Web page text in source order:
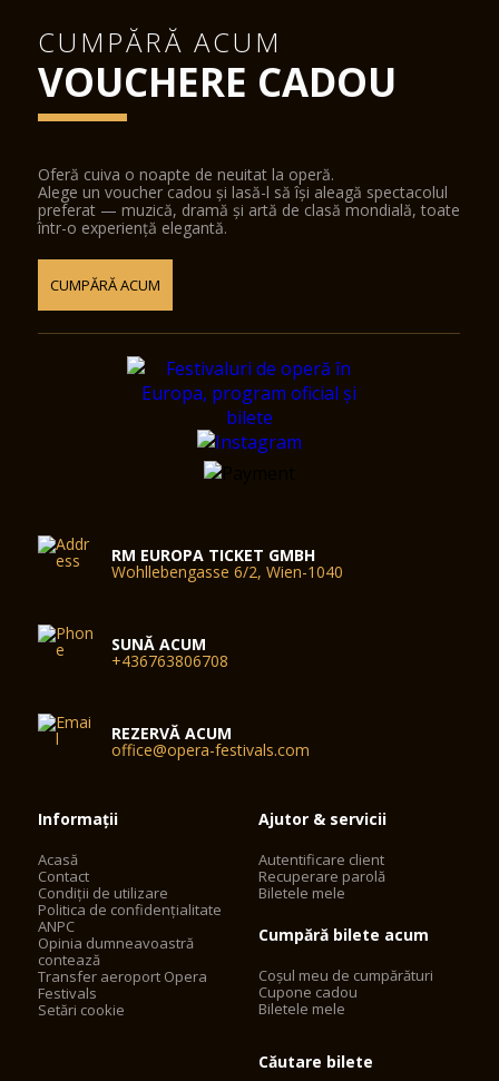
CUMPĂRĂ ACUM
VOUCHERE CADOU
Oferă cuiva o noapte de neuitat la operă.
Alege un voucher cadou și lasă-l să își aleagă spectacolul
preferat — muzică, dramă și artă de clasă mondială, toate
într-o experiență elegantă.
CUMPĂRĂ ACUM
RM EUROPA TICKET GMBH
Wohllebengasse 6/2, Wien-1040
SUNĂ ACUM
+436763806708
REZERVĂ ACUM
office@opera-festivals.com
Informații
Acasă
Contact
Condiții de utilizare
Politica de confidențialitate
ANPC
Opinia dumneavoastră
contează
Transfer aeroport Opera
Festivals
Setări cookie
Ajutor & servicii
Autentificare client
Recuperare parolă
Biletele mele
Cumpără bilete acum
Coșul meu de cumpărături
Cupone cadou
Biletele mele
Căutare bilete